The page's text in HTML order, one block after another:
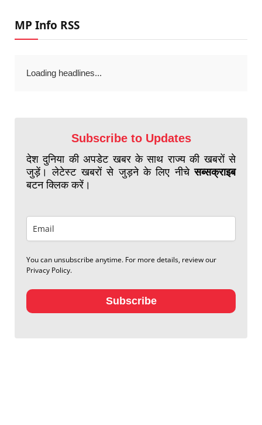
MP Info RSS
Loading headlines...
Subscribe to Updates
देश दुनिया की अपडेट खबर के साथ राज्य की खबरों से
जुड़ें। लेटेस्ट खबरों से जुड़ने के लिए नीचेसब्सक्राइब
बटन क्लिक करें।
You can unsubscribe anytime. For more details, review our
Privacy Policy.
Subscribe